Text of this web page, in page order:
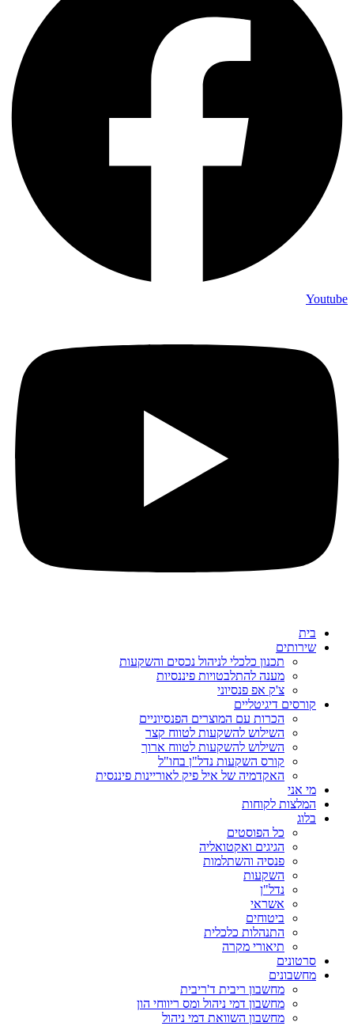
Youtube
בית
שירותים
תכנון כלכלי לניהול נכסים והשקעות
מענה להתלבטויות פיננסיות
צ'ק אפ פנסיוני
קורסים דיגיטליים
הכרות עם המוצרים הפנסיוניים
השילוש להשקעות לטווח קצר
השילוש להשקעות לטווח ארוך
קורס השקעות נדל"ן בחו"ל
האקדמיה של איל פיק לאוריינות פיננסית
מי אני
המלצות לקוחות
בלוג
כל הפוסטים
הגיגים ואקטואליה
פנסיה והשתלמות
השקעות
נדל"ן
אשראי
ביטוחים
התנהלות כלכלית
תיאורי מקרה
סרטונים
מחשבונים
מחשבון ריבית ד'ריבית
מחשבון דמי ניהול ומס ריווחי הון
מחשבון השוואת דמי ניהול